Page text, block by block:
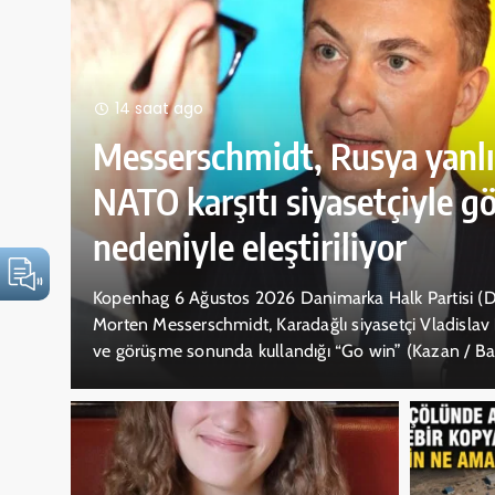
15 saat ago
Türkiye’de Kayıp Olarak
Danimarkalı Nicolaj’dan
Haber
Kopenhag 6 Ağustos 2026 Antalya’nın Alanya
günlerdir haber alınamayan Danimarka vatandaşı
Ailesi, arama çalışmalarına destek veren herkese
ayrıntıları ise gizemini koruyor. Türkiye’de tatilde
kaybolan Danimarkalı Nicolaj için hem
çaplı bir dayanışma örneği sergilendi. Sosyal